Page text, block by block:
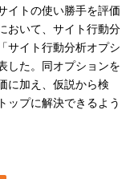
イトの使い勝手を評価
おいて、サイト行動分
サイト行動分析オプシ
した。同オプションを
に加え、仮説から検
ップに解決できるよう